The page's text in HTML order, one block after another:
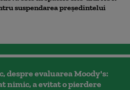
suspendarea președintelui
despre evaluarea Moody's:
nimic, a evitat o pierdere